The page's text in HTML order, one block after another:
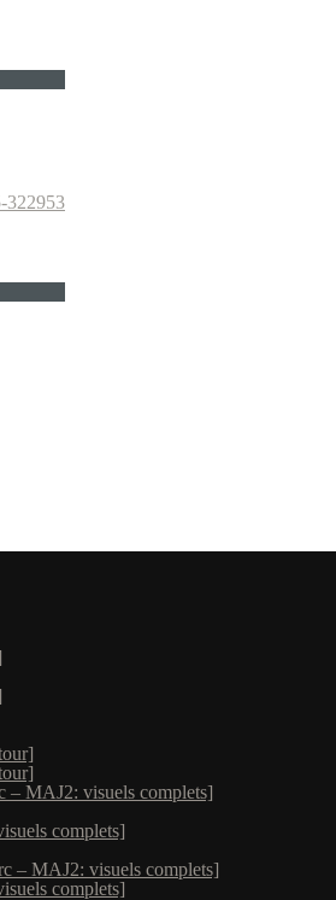
– MAJ2: visuels complets]
complets]
– MAJ2: visuels complets]
complets]